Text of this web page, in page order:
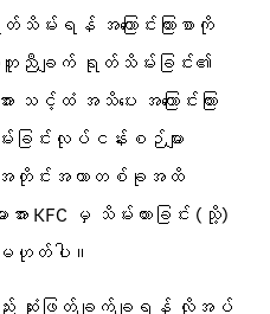
းရန် အကြောင်းကြားစာကို
ညီချက် ရုတ်သိမ်းခြင်း၏
း သင့်ထံ အသိပေး အကြောင်းကြား
းလုပ်ငန်းစဉ်များ
န်အတိုင်းအတာတစ်ခုအထိ
KFC မှ သိမ်းထားခြင်း (သို့)
ဟုတ်ပါ။
း ဆုံးဖြတ်ချက်ချရန် လိုအပ်